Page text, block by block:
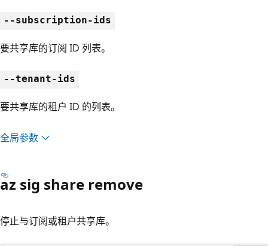
--subscription-ids
要共享库的订阅 ID 列表。
--tenant-ids
要共享库的租户 ID 的列表。
全局参数
az sig share remove
停止与订阅或租户共享库。